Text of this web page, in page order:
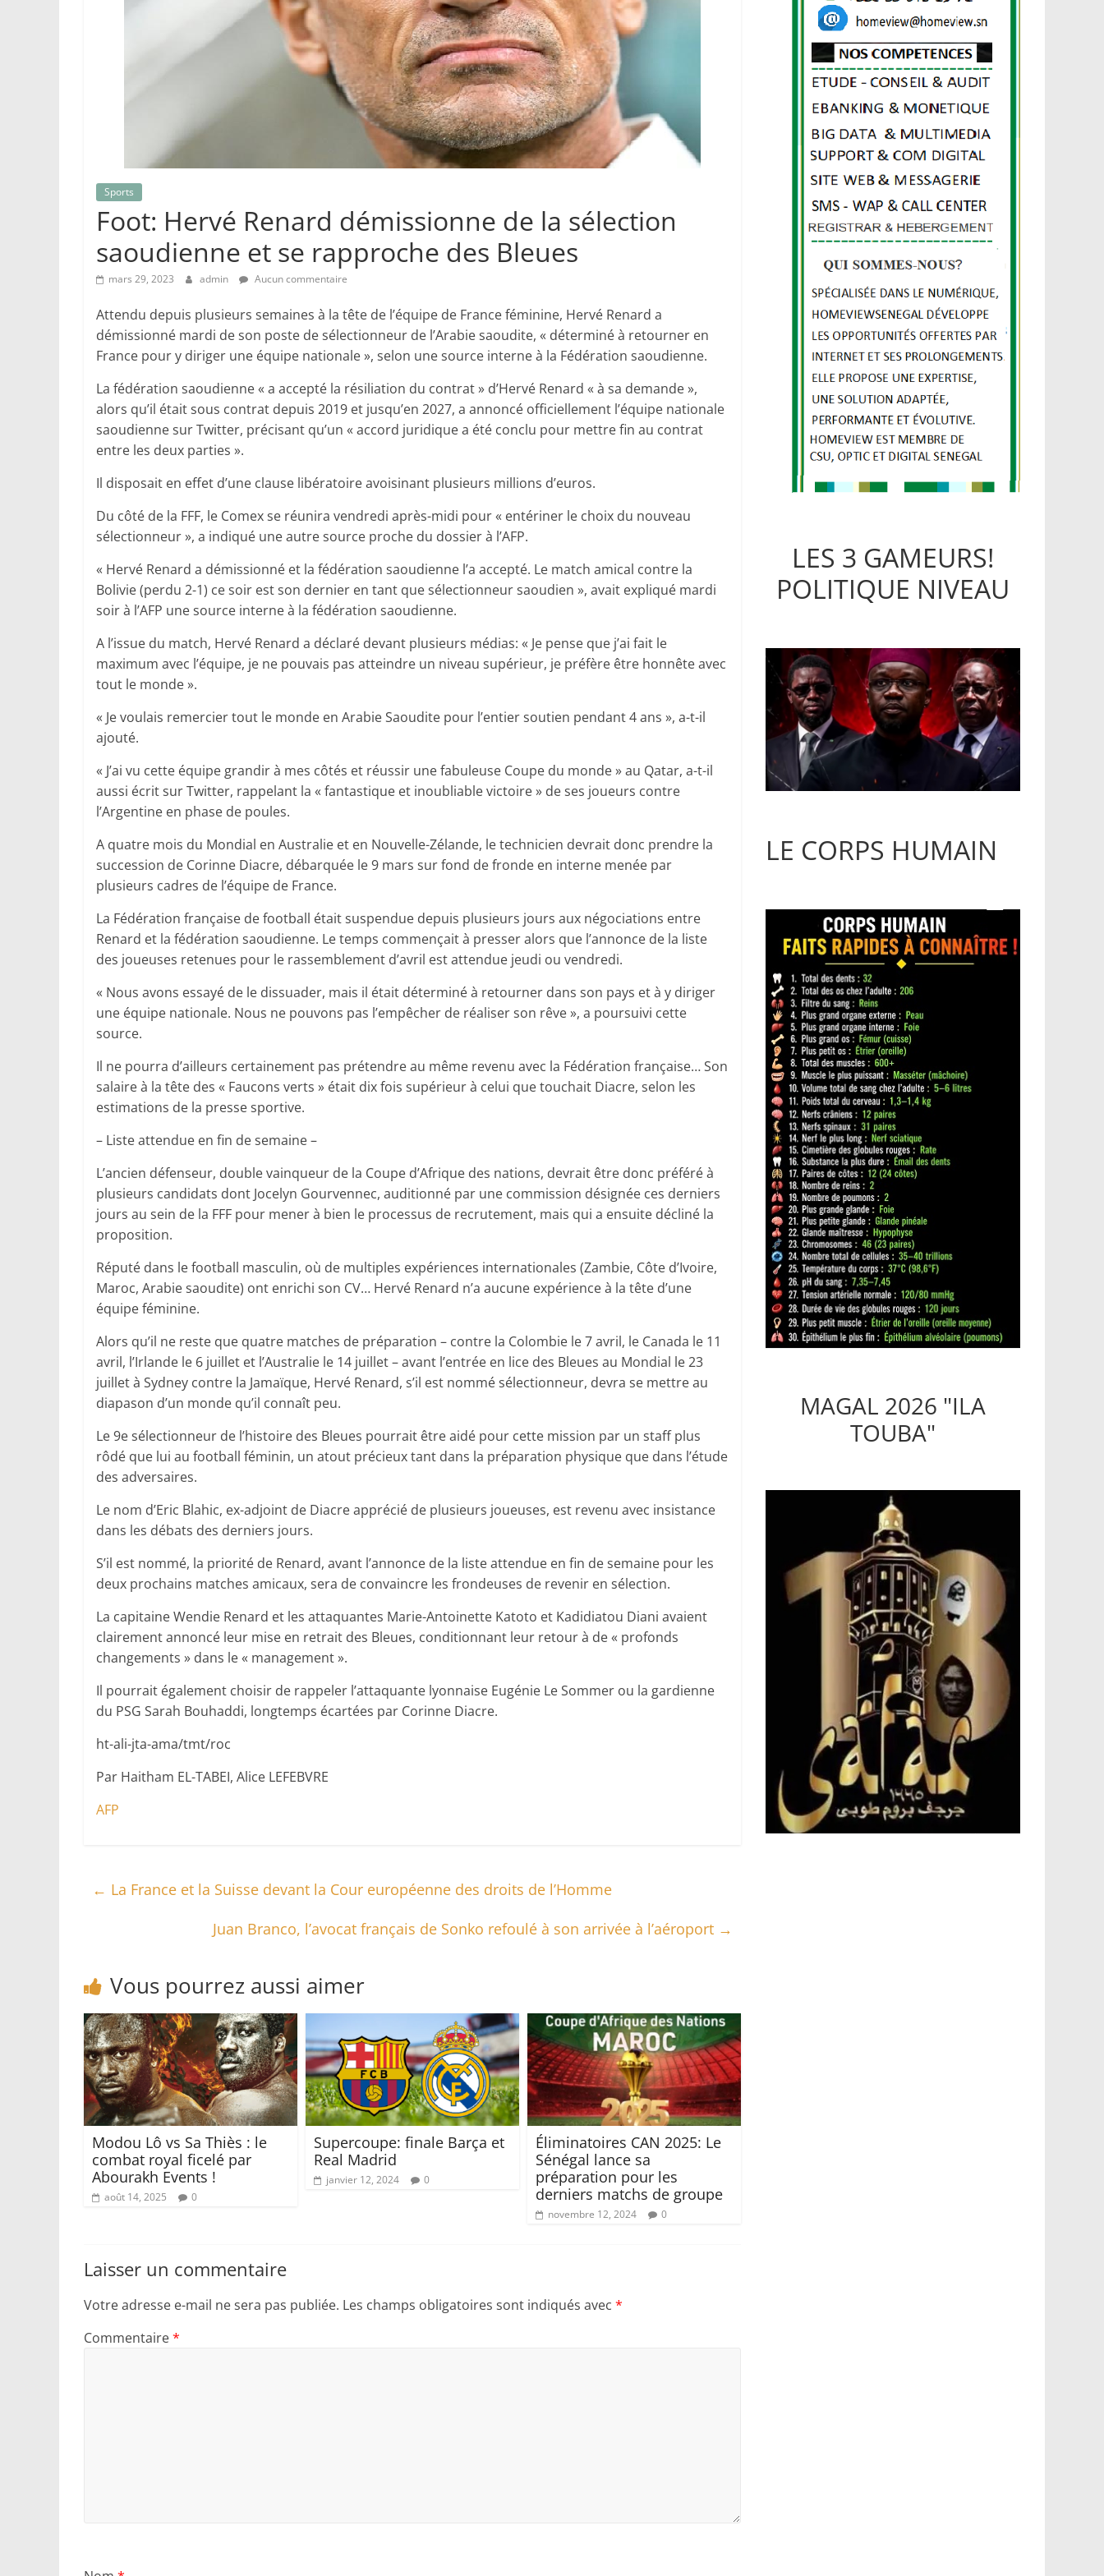
Sports
Foot: Hervé Renard démissionne de la sélection
saoudienne et se rapproche des Bleues
mars 29, 2023 admin Aucun commentaire
Attendu depuis plusieurs semaines à la tête de l’équipe de France féminine, Hervé Renard a
démissionné mardi de son poste de sélectionneur de l’Arabie saoudite, « déterminé à retourner en
France pour y diriger une équipe nationale », selon une source interne à la Fédération saoudienne.
La fédération saoudienne « a accepté la résiliation du contrat » d’Hervé Renard « à sa demande »,
alors qu’il était sous contrat depuis 2019 et jusqu’en 2027, a annoncé officiellement l’équipe nationale
saoudienne sur Twitter, précisant qu’un « accord juridique a été conclu pour mettre fin au contrat
entre les deux parties ».
Il disposait en effet d’une clause libératoire avoisinant plusieurs millions d’euros.
Du côté de la FFF, le Comex se réunira vendredi après-midi pour « entériner le choix du nouveau
sélectionneur », a indiqué une autre source proche du dossier à l’AFP.
« Hervé Renard a démissionné et la fédération saoudienne l’a accepté. Le match amical contre la
Bolivie (perdu 2-1) ce soir est son dernier en tant que sélectionneur saoudien », avait expliqué mardi
soir à l’AFP une source interne à la fédération saoudienne.
A l’issue du match, Hervé Renard a déclaré devant plusieurs médias: « Je pense que j’ai fait le
maximum avec l’équipe, je ne pouvais pas atteindre un niveau supérieur, je préfère être honnête avec
tout le monde ».
« Je voulais remercier tout le monde en Arabie Saoudite pour l’entier soutien pendant 4 ans », a-t-il
ajouté.
« J’ai vu cette équipe grandir à mes côtés et réussir une fabuleuse Coupe du monde » au Qatar, a-t-il
aussi écrit sur Twitter, rappelant la « fantastique et inoubliable victoire » de ses joueurs contre
l’Argentine en phase de poules.
A quatre mois du Mondial en Australie et en Nouvelle-Zélande, le technicien devrait donc prendre la
succession de Corinne Diacre, débarquée le 9 mars sur fond de fronde en interne menée par
plusieurs cadres de l’équipe de France.
La Fédération française de football était suspendue depuis plusieurs jours aux négociations entre
Renard et la fédération saoudienne. Le temps commençait à presser alors que l’annonce de la liste
des joueuses retenues pour le rassemblement d’avril est attendue jeudi ou vendredi.
« Nous avons essayé de le dissuader, mais il était déterminé à retourner dans son pays et à y diriger
une équipe nationale. Nous ne pouvons pas l’empêcher de réaliser son rêve », a poursuivi cette
source.
Il ne pourra d’ailleurs certainement pas prétendre au même revenu avec la Fédération française… Son
salaire à la tête des « Faucons verts » était dix fois supérieur à celui que touchait Diacre, selon les
estimations de la presse sportive.
– Liste attendue en fin de semaine –
L’ancien défenseur, double vainqueur de la Coupe d’Afrique des nations, devrait être donc préféré à
plusieurs candidats dont Jocelyn Gourvennec, auditionné par une commission désignée ces derniers
jours au sein de la FFF pour mener à bien le processus de recrutement, mais qui a ensuite décliné la
proposition.
Réputé dans le football masculin, où de multiples expériences internationales (Zambie, Côte d’Ivoire,
Maroc, Arabie saoudite) ont enrichi son CV… Hervé Renard n’a aucune expérience à la tête d’une
équipe féminine.
Alors qu’il ne reste que quatre matches de préparation – contre la Colombie le 7 avril, le Canada le 11
avril, l’Irlande le 6 juillet et l’Australie le 14 juillet – avant l’entrée en lice des Bleues au Mondial le 23
juillet à Sydney contre la Jamaïque, Hervé Renard, s’il est nommé sélectionneur, devra se mettre au
diapason d’un monde qu’il connaît peu.
Le 9e sélectionneur de l’histoire des Bleues pourrait être aidé pour cette mission par un staff plus
rôdé que lui au football féminin, un atout précieux tant dans la préparation physique que dans l’étude
des adversaires.
Le nom d’Eric Blahic, ex-adjoint de Diacre apprécié de plusieurs joueuses, est revenu avec insistance
dans les débats des derniers jours.
S’il est nommé, la priorité de Renard, avant l’annonce de la liste attendue en fin de semaine pour les
deux prochains matches amicaux, sera de convaincre les frondeuses de revenir en sélection.
La capitaine Wendie Renard et les attaquantes Marie-Antoinette Katoto et Kadidiatou Diani avaient
clairement annoncé leur mise en retrait des Bleues, conditionnant leur retour à de « profonds
changements » dans le « management ».
Il pourrait également choisir de rappeler l’attaquante lyonnaise Eugénie Le Sommer ou la gardienne
du PSG Sarah Bouhaddi, longtemps écartées par Corinne Diacre.
ht-ali-jta-ama/tmt/roc
Par Haitham EL-TABEI, Alice LEFEBVRE
AFP
← La France et la Suisse devant la Cour européenne des droits de l’Homme
Juan Branco, l’avocat français de Sonko refoulé à son arrivée à l’aéroport →
Vous pourrez aussi aimer
Modou Lô vs Sa Thiès : le
combat royal ficelé par
Abourakh Events !
août 14, 2025 0
Supercoupe: finale Barça et
Real Madrid
janvier 12, 2024 0
Éliminatoires CAN 2025: Le
Sénégal lance sa
préparation pour les
derniers matchs de groupe
novembre 12, 2024 0
Laisser un commentaire
Votre adresse e-mail ne sera pas publiée. Les champs obligatoires sont indiqués avec *
Commentaire*
LES 3 GAMEURS!
POLITIQUE NIVEAU
LE CORPS HUMAIN
MAGAL 2026 "ILA
TOUBA"